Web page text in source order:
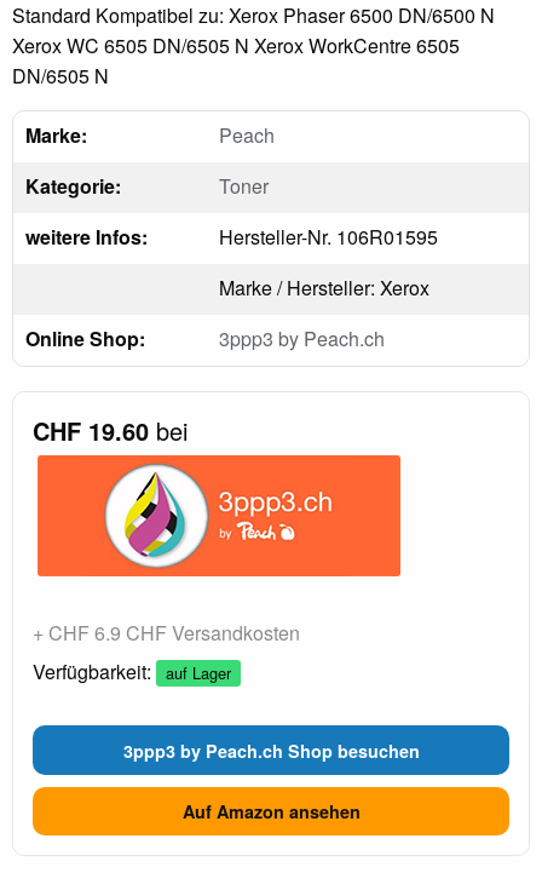
Standard Kompatibel zu: Xerox Phaser 6500 DN/6500 N
Xerox WC 6505 DN/6505 N Xerox WorkCentre 6505
DN/6505 N
Marke:
Peach
Kategorie:
Toner
weitere Infos:
Hersteller-Nr. 106R01595
Marke / Hersteller: Xerox
Online Shop:
3ppp3 by Peach.ch
CHF 19.60 bei
+ CHF 6.9 CHF Versandkosten
Verfügbarkeit:
auf Lager
3ppp3 by Peach.ch Shop besuchen
Auf Amazon ansehen